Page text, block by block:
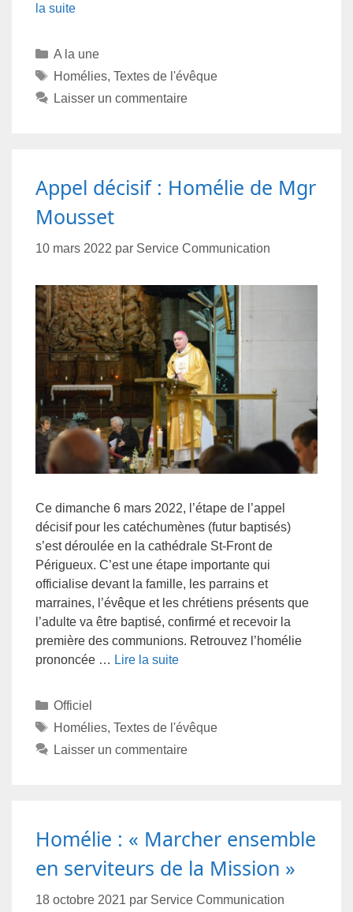
la suite
A la une
Homélies, Textes de l'évêque
Laisser un commentaire
Appel décisif : Homélie de Mgr
Mousset
10 mars 2022 par Service Communication
Ce dimanche 6 mars 2022, l’étape de l’appel
décisif pour les catéchumènes (futur baptisés)
s’est déroulée en la cathédrale St-Front de
Périgueux. C’est une étape importante qui
officialise devant la famille, les parrains et
marraines, l’évêque et les chrétiens présents que
l’adulte va être baptisé, confirmé et recevoir la
première des communions. Retrouvez l’homélie
prononcée … Lire la suite
Officiel
Homélies, Textes de l'évêque
Laisser un commentaire
Homélie : « Marcher ensemble
en serviteurs de la Mission »
18 octobre 2021 par Service Communication